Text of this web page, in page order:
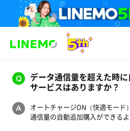
データ通信量を超えた時
サービスはありますか？
オートチャージON（快適モード
通信量の自動追加購入ができるよ